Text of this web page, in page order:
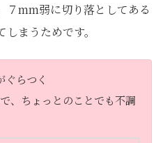
７mm弱に切り落としてある
まうためです。
らつく
、ちょっとのことでも不調